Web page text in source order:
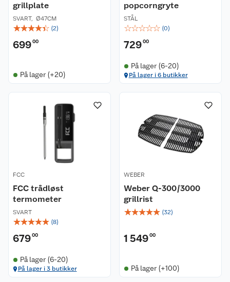
grillplate
SVART, Ø47CM
☆☆☆☆☆ (2)
69900
På lager (+20)
popcorngryte
STÅL
☆☆☆☆☆ (0)
72900
På lager (6-20)
På lager i 6 butikker
FCC
FCC trådløst
termometer
SVART
☆☆☆☆☆ (8)
67900
På lager (6-20)
På lager i 3 butikker
WEBER
Weber Q-300/3000
grillrist
☆☆☆☆☆ (32)
1 54900
På lager (+100)